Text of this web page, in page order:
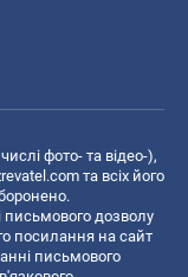
фото- та відео-),
та всіх його
дозволу
посилання на сайт
письмового